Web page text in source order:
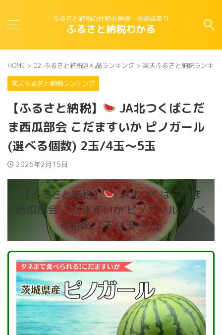
ふるさと納税の仕組み解説・体験談あり
ふるさと納税わかる
HOME > 02-ふるさと納税返礼品ランキング > 楽天ふるさと納税ランキン
楽天ふるさと納税ランキング
【ふるさと納税】
JA北つくばこだ
ま西瓜部会 こだますいか ピノガール
(選べる個数) 2玉/4玉～5玉
2026年2月15日
【ふるさと納税】
JA北つくばこだま
西瓜部会 こだますいか ピノガール (選べ
る個数) 2玉/4玉～5玉